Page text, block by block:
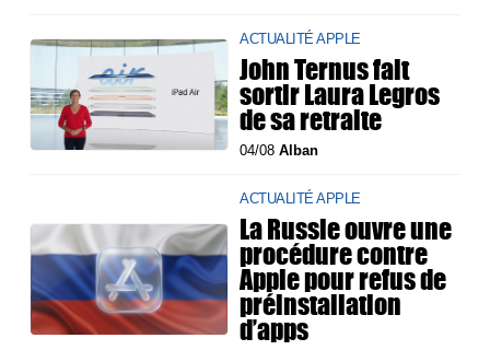
ACTUALITÉ APPLE
John Ternus fait
sortir Laura Legros
de sa retraite
04/08Alban
ACTUALITÉ APPLE
La Russie ouvre une
procédure contre
Apple pour refus de
préinstallation
d’apps